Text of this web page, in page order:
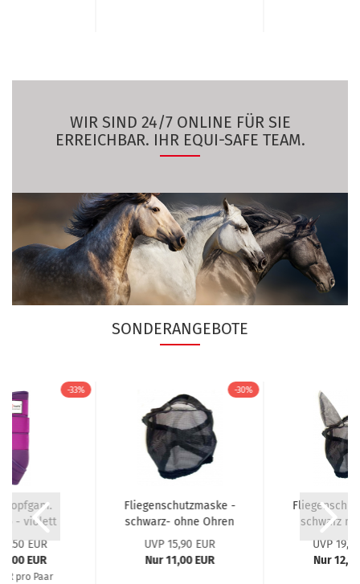
WIR SIND 24/7 ONLINE FÜR SIE
ERREICHBAR. IHR EQUI-SAFE TEAM.
SONDERANGEBOTE
-33%
- violett
EUR
EUR
pro Paar
-30%
Fliegenschutzmaske -
schwarz- ohne Ohren
UVP 15,90 EUR
Nur 11,00 EUR
schwarz
UVP
Nur